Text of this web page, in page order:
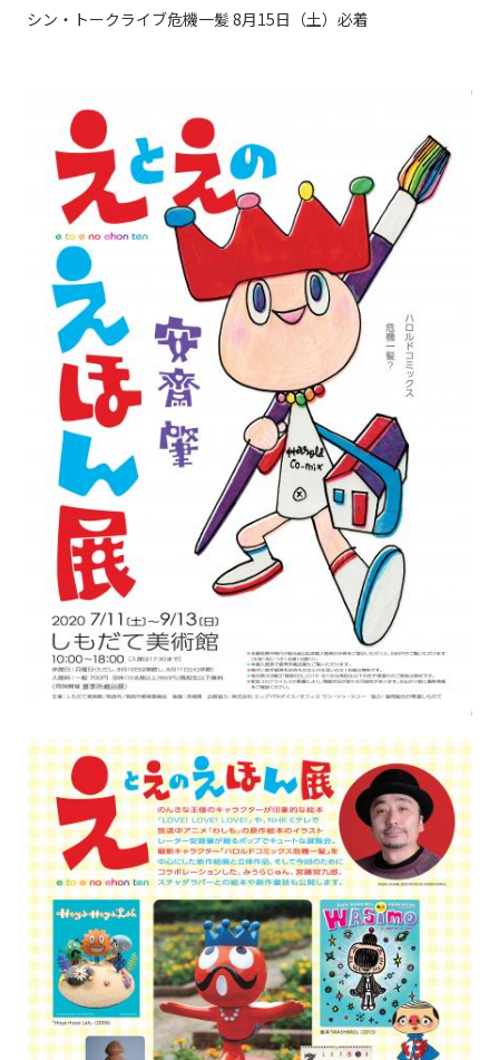
シン・トークライブ危機一髪 8月15日（土）必着